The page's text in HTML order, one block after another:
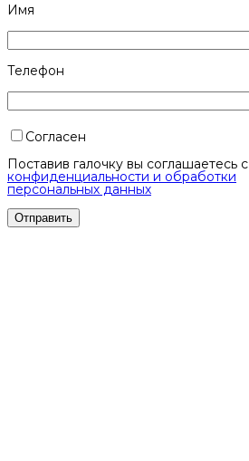
Имя
Телефон
Согласен
Поставив галочку вы соглашаетесь с
конфиденциальности и обработки
персональных данных